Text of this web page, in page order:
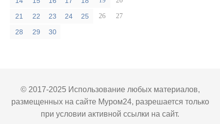
21 22 23 24 25 26 27
28 29 30
© 2017-2025 Использование любых материалов,
размещенных на сайте Муром24, разрешается только
при условии активной ссылки на сайт.